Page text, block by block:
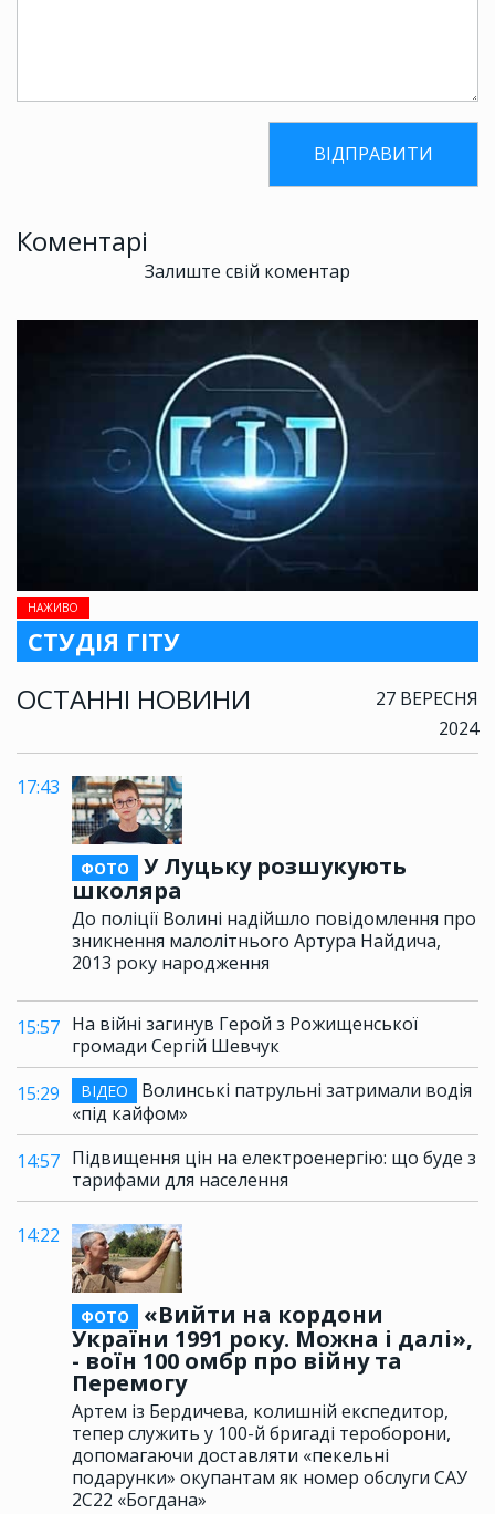
НАЖИВО
СТУДІЯ ГІТУ
ОСТАННІ НОВИНИ
27 ВЕРЕСНЯ
2024
17:43
ФОТО
У Луцьку розшукують
школяра
До поліції Волині надійшло повідомлення про
зникнення малолітнього Артура Найдича,
2013 року народження
15:57 На війні загинув Герой з Рожищенської
громади Сергій Шевчук
15:29
ВІДЕО
Волинські патрульні затримали водія
«під кайфом»
14:57 Підвищення цін на електроенергію: що буде з
тарифами для населення
14:22
ФОТО
«Вийти на кордони
України 1991 року. Можна і далі»,
- воїн 100 омбр про війну та
Перемогу
Артем із Бердичева, колишній експедитор,
тепер служить у 100-й бригаді тероборони,
допомагаючи доставляти «пекельні
подарунки» окупантам як номер обслуги САУ
2С22 «Богдана»
Коментарі
Залиште свій коментар